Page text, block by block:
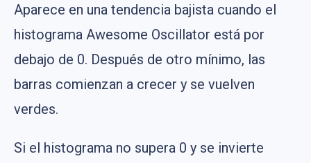
Aparece en una tendencia bajista cuando el
histograma Awesome Oscillator está por
debajo de 0. Después de otro mínimo, las
barras comienzan a crecer y se vuelven
verdes.
Si el histograma no supera 0 y se invierte